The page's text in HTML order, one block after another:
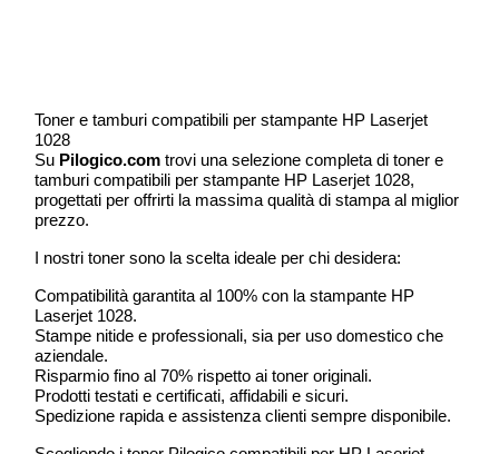
Toner e tamburi compatibili per stampante HP Laserjet
1028
Su Pilogico.com trovi una selezione completa di toner e
tamburi compatibili per stampante HP Laserjet 1028,
progettati per offrirti la massima qualità di stampa al miglior
prezzo.
I nostri toner sono la scelta ideale per chi desidera:
Compatibilità garantita al 100% con la stampante HP
Laserjet 1028.
Stampe nitide e professionali, sia per uso domestico che
aziendale.
Risparmio fino al 70% rispetto ai toner originali.
Prodotti testati e certificati, affidabili e sicuri.
Spedizione rapida e assistenza clienti sempre disponibile.